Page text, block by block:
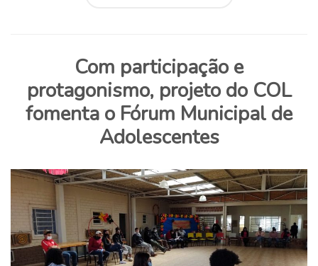
Com participação e
protagonismo, projeto do COL
fomenta o Fórum Municipal de
Adolescentes